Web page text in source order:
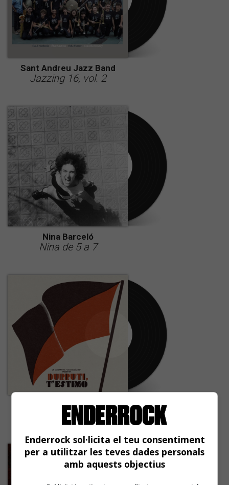
Sant Andreu Jazz Band
Jazzing 16, vol. 2
Nina Barceló
Nina de 5 a 7
Companyia Les Solidàries
Durruti t'estimo
Enderrock sol·licita el teu consentiment
per a utilitzar les teves dades personals
amb aquests objectius